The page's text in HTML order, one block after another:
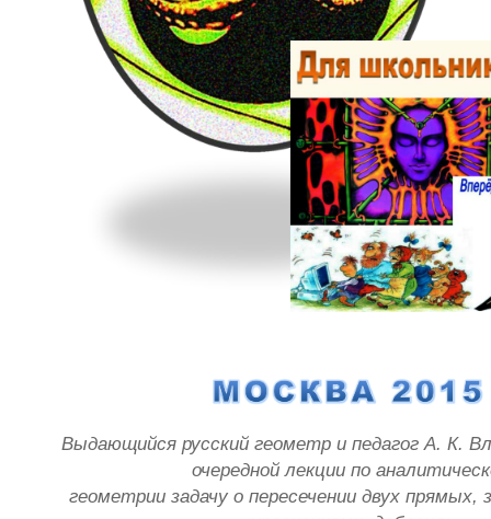
Выдающийся русский геометр и педагог А. К.
очередной лекции по
геометрии задачу о пересечении двух прямых,